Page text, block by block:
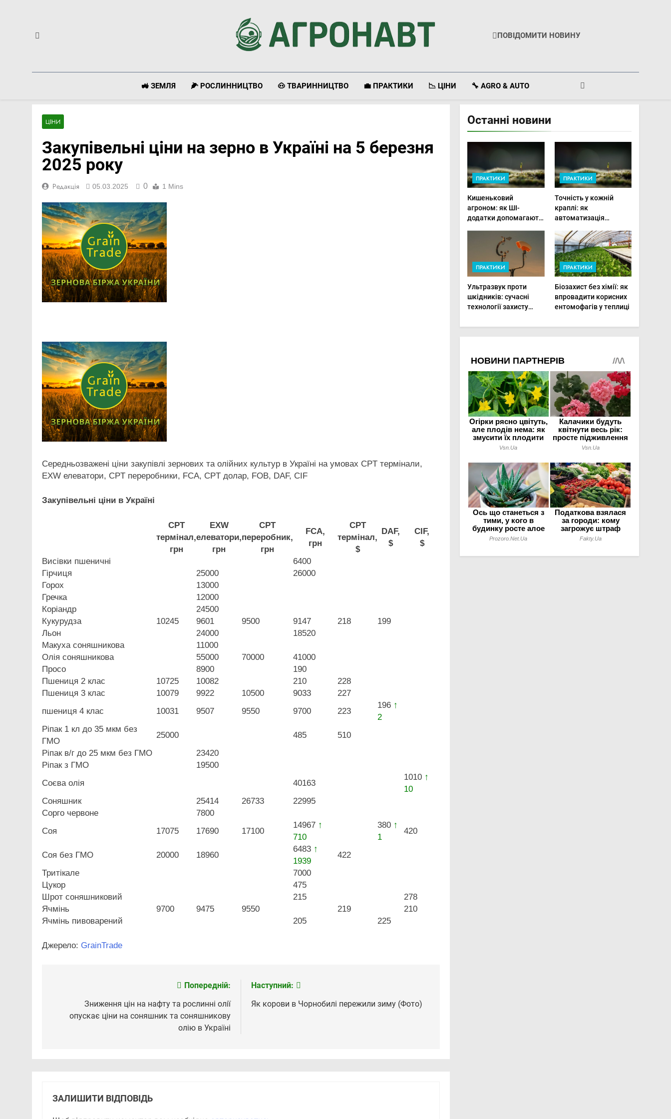
Агронавт
ПОВІДОМИТИ НОВИНУ
🚜 ЗЕМЛЯ 🌽 РОСЛИННИЦТВО 🐽 ТВАРИННИЦТВО 💼 ПРАКТИКИ 📉 ЦІНИ 🔧 AGRO & AUTO
ЦІНИ
Закупівельні ціни на зерно в Україні на 5 березня
2025 року
Редакція 05.03.2025 0 1 Mins
Link
Середньозважені ціни закупівлі зернових та олійних культур в Україні на умовах CPT термінали,
EXW елеватори, CPT переробники, FCA, CPT долар, FOB, DAF, CIF
Закупівельні ціни в Україні
CPT
термінал,
грн
EXW
елеватори,
грн
CPT
переробник,
грн
FCA,
грн
CPT
термінал,
$
DAF,
$
CIF,
$
Висівки пшеничні
6400
Гірчиця
25000
26000
Горох
13000
Гречка
12000
Коріандр
24500
Кукурудза
10245 9601 9500 9147 218
199
Льон
24000
18520
Макуха соняшникова
11000
Олія соняшникова
55000 70000
41000
Просо
8900
190
Пшениця 2 клас
10725 10082 210
228
Пшениця 3 клас
10079 9922 10500 9033
227
пшениця 4 клас
10031 9507 9550 9700 223
196 ↑
2
Ріпак 1 кл до 35 мкм без
ГМО
25000 485
510
Ріпак в/г до 25 мкм без ГМО
23420
Ріпак з ГМО
19500
Соєва олія
40163
1010 ↑
10
Соняшник
25414 26733
22995
Сорго червоне
7800
Соя
17075 17690 17100
14967 ↑
710
380 ↑
1
420
Соя без ГМО 20000 18960
6483 ↑
1939
422
Тритікале
7000
Цукор
475
Шрот соняшниковий
215
278
Ячмінь
9700 9475 9550 219
210
Ячмінь пивоварений
205 225
Джерело: GrainTrade
записів
Попередній:
Зниження цін на нафту та рослинні олії
опускає ціни на соняшник та соняшникову
олію в Україні
Наступний:
Як корови в Чорнобилі пережили зиму (Фото)
ЗАЛИШИТИ ВІДПОВІДЬ
Останні новини
ПРАКТИКИ
Кишеньковий
агроном: як ШІ-
додатки допомагають
діагностувати хвороби
рослин миттєво
ПРАКТИКИ
Точність у кожній
краплі: як
автоматизація
прибутки малого
фермера
ПРАКТИКИ
Ультразвук проти
шкідників: сучасні
технології захисту
господарствах
ПРАКТИКИ
Біозахист без хімії: як
впровадити корисних
ентомофагів у теплиці